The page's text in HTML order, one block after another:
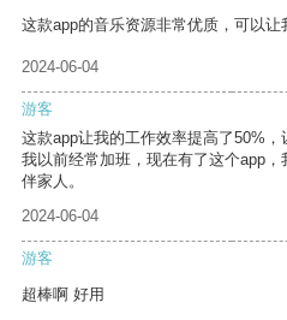
这款app的音乐资源非常优质，可以让
2024-06-04
游客
这款app让我的工作效率提高了50%，
我以前经常加班，现在有了这个app
伴家人。
2024-06-04
游客
超棒啊 好用